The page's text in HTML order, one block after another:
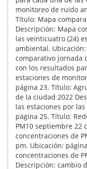
monitoreo de ruido
Título: Mapa
Descripción: Mapa
las veinticuatro (24)
ambiental.
comparativo jornada
con los resultados
estaciones de
página 23. Título:
de la ciudad 2022
las estaciones por
página 25. Título:
PM10 septiembre 22
concentraciones de
pm. Ubicación:
concentraciones de
Descripción: cambio